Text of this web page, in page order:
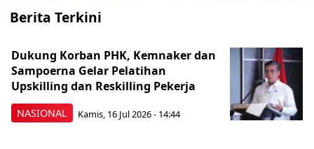
Berita Terkini
NASIONAL
Dukung Korban PHK, Kemnaker dan
Sampoerna Gelar Pelatihan
Upskilling dan Reskilling Pekerja
Kamis, 16 Jul 2026 - 14:44